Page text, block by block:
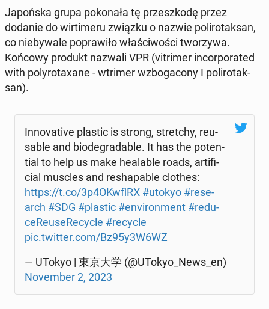
Ja­poń­ska grupa po­ko­na­ła tę prze­szko­dę przez
dodanie do wir­ti­me­ru związku o nazwie po­li­ro­tak­san,
co nie­by­wa­le po­pra­wi­ło wła­ści­wo­ści two­rzy­wa.
Końcowy produkt nazwali VPR (vi­tri­mer in­cor­po­ra­ted
with po­ly­ro­ta­xa­ne - wtrimer wzbo­ga­co­ny I po­li­ro­tak­
san).
In­no­va­ti­ve plastic is strong, stret­chy, reu­
sa­ble and bio­de­gra­da­ble. It has the po­ten­
tial to help us make he­ala­ble roads, ar­ti­fi­
cial muscles and re­sha­pa­ble clothes:
https://t.co/3p4OKwflRX #utokyo #re­se­
arch #SDG #plastic #envi­ron­ment #re­du­
ce­Reu­se­Re­cyc­le #recycle
pic.twitter.com/Bz95y3W6WZ
— UTokyo | 東京大学 (@UTokyo_News_en)
No­vem­ber 2, 2023